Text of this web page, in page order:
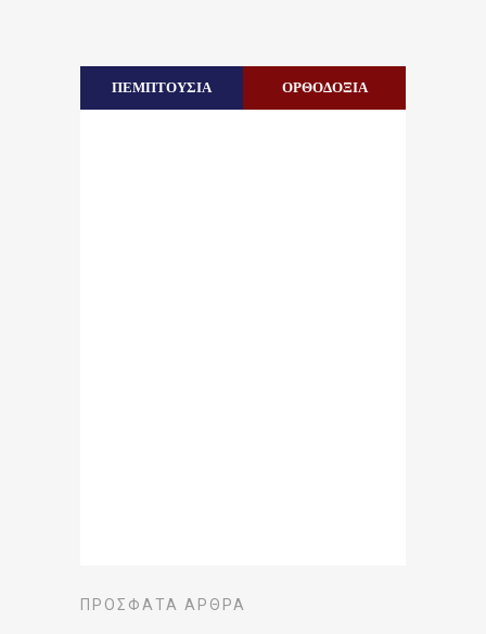
ΠΕΜΠΤΟΥΣΙΑ ΟΡΘΟΔΟΞΙΑ
ΠΡΌΣΦΑΤΑ ΆΡΘΡΑ